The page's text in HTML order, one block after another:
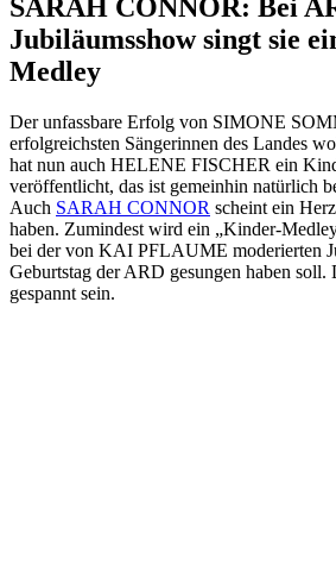
SARAH CONNOR: Bei
Jubiläumsshow singt sie
Medley
Der unfassbare Erfolg von SIMONE
erfolgreichsten Sängerinnen des Landes
hat nun auch HELENE FISCHER ein
veröffentlicht, das ist gemeinhin natürlich
Auch SARAH CONNOR scheint ein
haben. Zumindest wird ein „Kinder-
bei der von KAI PFLAUME moderierten
Geburtstag der ARD gesungen haben soll.
gespannt sein.